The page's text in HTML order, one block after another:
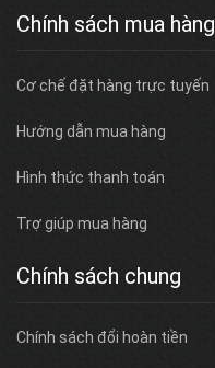
Chính sách mua hàng
Cơ chế đặt hàng trực tuyến
Hướng dẫn mua hàng
Hình thức thanh toán
Trợ giúp mua hàng
Chính sách chung
Chính sách đổi hoàn tiền